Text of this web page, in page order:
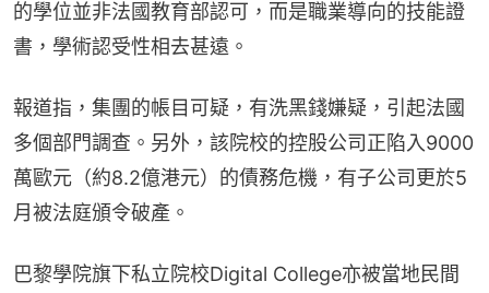
的學位並非法國教育部認可，而是職業導向的技能證
書，學術認受性相去甚遠。
報道指，集團的帳目可疑，有洗黑錢嫌疑，引起法國
多個部門調查。另外，該院校的控股公司正陷入9000
萬歐元（約8.2億港元）的債務危機，有子公司更於5
月被法庭頒令破產。
巴黎學院旗下私立院校Digital College亦被當地民間